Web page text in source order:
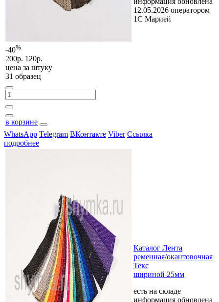
-40%
200р. 120р.
цена за штуку
31 образец
в корзине
12.05.2026 оператором
1С Марией
WhatsApp Telegram ВКонтакте Viber Ссылка
подробнее
Каталог Лента
ременная/окантовочная
Текс
шириной 25мм
есть на складе
информация обновлена